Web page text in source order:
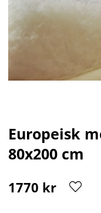
Europeisk
80x200 cm
1770 kr